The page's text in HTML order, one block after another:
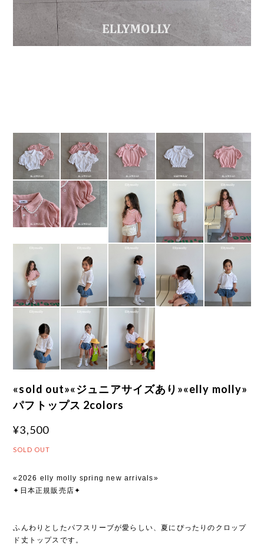
«sold out»«ジュニアサイズあり»«elly molly»
パフトップス 2colors
¥3,500
SOLD OUT
«2026 elly molly spring new arrivals»
✦日本正規販売店✦
ふんわりとしたパフスリーブが愛らしい、夏にぴったりのクロップ
ド丈トップスです。